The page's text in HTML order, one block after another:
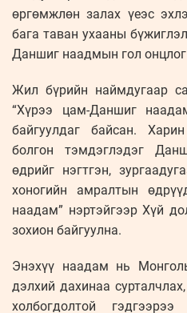
өргөмжлөн залах үеэс
бага таван ухааны
Даншиг наадмын гол
Жил бүрийн наймдугаар
“Хүрээ цам-Даншиг
байгуулдаг байсан.
болгон тэмдэглэдэг
өдрийг нэгтгэн,
хоногийн амралтын
наадам” нэртэйгээр Хүй
зохион байгуулна.
Энэхүү наадам нь
дэлхий дахинаа
холбогдолтой